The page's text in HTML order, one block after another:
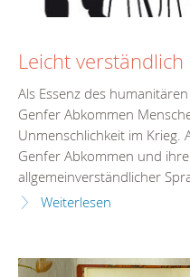
Leicht verständlich
Als Essenz des
Genfer Abkommen
Unmenschlichkeit im Krieg.
Genfer Abkommen und
allgemeinverständlicher
Weiterlesen